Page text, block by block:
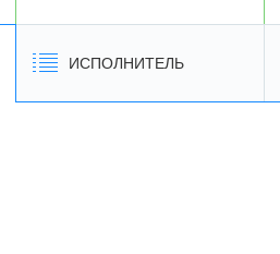
ИСПОЛНИТЕЛЬ